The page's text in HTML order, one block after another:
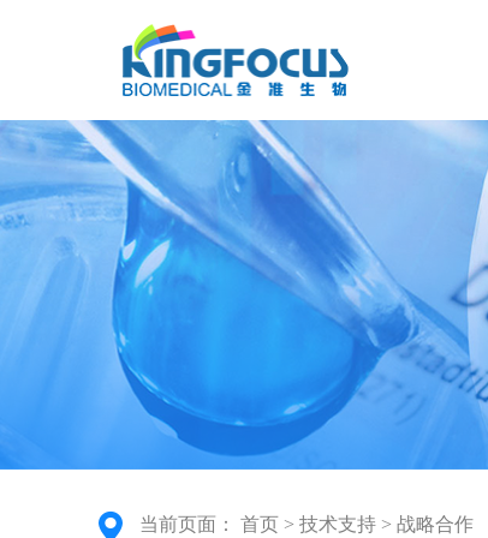
当前页面： 首页 > 技术支持 > 战略合作